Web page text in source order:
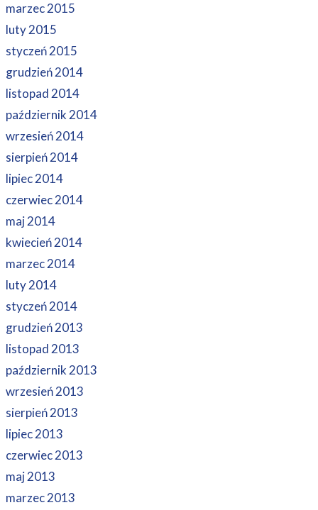
marzec 2015
luty 2015
styczeń 2015
grudzień 2014
listopad 2014
październik 2014
wrzesień 2014
sierpień 2014
lipiec 2014
czerwiec 2014
maj 2014
kwiecień 2014
marzec 2014
luty 2014
styczeń 2014
grudzień 2013
listopad 2013
październik 2013
wrzesień 2013
sierpień 2013
lipiec 2013
czerwiec 2013
maj 2013
marzec 2013